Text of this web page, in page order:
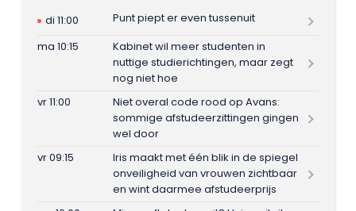
di 11:00
Punt piept er even tussenuit
ma 10:15
Kabinet wil meer studenten in
nuttige studierichtingen, maar zegt
nog niet hoe
vr 11:00
Niet overal code rood op Avans:
sommige afstudeerzittingen gingen
wel door
vr 09:15
Iris maakt met één blik in de spiegel
onveiligheid van vrouwen zichtbaar
en wint daarmee afstudeerprijs